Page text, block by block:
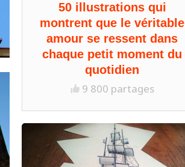
50 illustrations qui
montrent que le véritable
amour se ressent dans
chaque petit moment du
quotidien
9 800 partages